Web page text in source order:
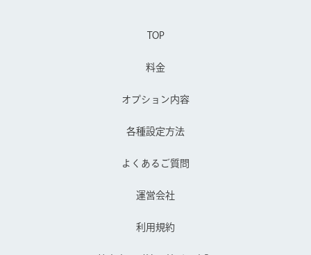
TOP
料金
オプション内容
各種設定方法
よくあるご質問
運営会社
利用規約